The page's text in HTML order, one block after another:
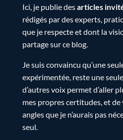
Ici, je publie desarticles
rédigés par des experts,
que je respecte et dont la
partage sur ce blog.
Je suis convaincu qu’une
expérimentée, reste une
d’autres voix permet d’aller
mes propres certitudes, et
angles que je n’aurais pas
seul.